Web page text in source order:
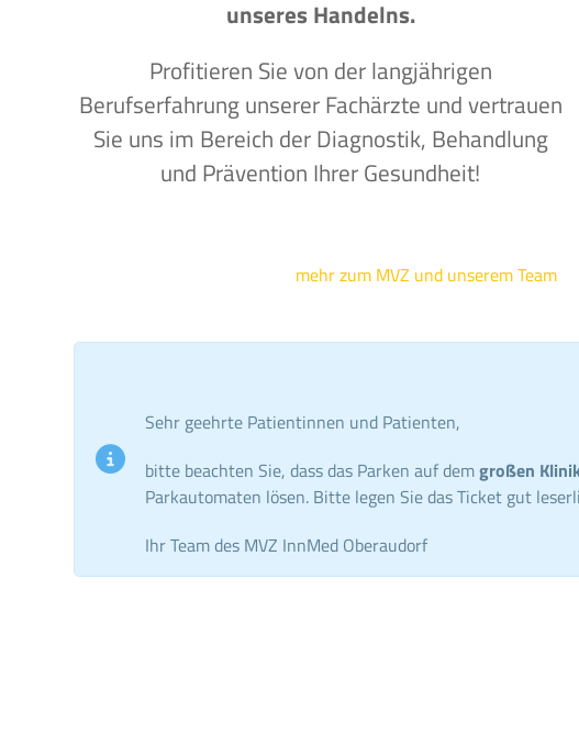
unseres Handelns.
Profitieren Sie von der langjährigen
Berufserfahrung unserer Fachärzte und vertrauen
Sie uns im Bereich der Diagnostik, Behandlung
und Prävention Ihrer Gesundheit!
mehr zum MVZ und unserem Team
Sehr geehrte Patientinnen und Patienten,
bitte beachten Sie, dass das Parken auf demgroßen
Parkautomaten lösen. Bitte legen Sie das Ticket gut
Ihr Team des MVZ InnMed Oberaudorf